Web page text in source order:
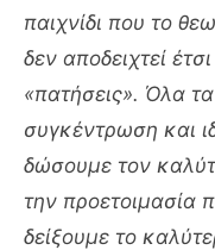
παιχνίδι που το
δεν αποδειχτεί
«πατήσεις». Όλα
συγκέντρωση και
δώσουμε τον
την προετοιμασία
δείξουμε το